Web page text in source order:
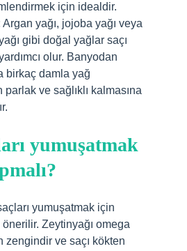
için idealdir.
yağı, jojoba yağı veya
gibi doğal yağlar saçı
olur. Banyodan
birkaç damla yağ
parlak ve sağlıklı kalmasına
yumuşatmak
yumuşatmak için
Zeytinyağı omega
zengindir ve saçı kökten